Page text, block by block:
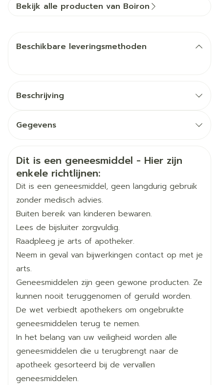
Bekijk alle producten van Boiron
Beschikbare leveringsmethoden
Beschrijving
Gegevens
Organisaties Boiron
Merken Boiron
Breedte 17 mm
Lengte 64 mm
Diepte 15 mm
Hoeveelheid
Verpakking
4
Behoud
Kamertemperatuur (15°C -
25°C)
Veiligheidsinformatie
Dit is een geneesmiddel - Hier zijn
enkele richtlijnen:
Dit is een geneesmiddel, geen langdurig gebruik
zonder medisch advies.
Buiten bereik van kinderen bewaren.
Lees de bijsluiter zorgvuldig.
Raadpleeg je arts of apotheker.
Neem in geval van bijwerkingen contact op met je
arts.
Geneesmiddelen zijn geen gewone producten. Ze
kunnen nooit teruggenomen of geruild worden.
De wet verbiedt apothekers om ongebruikte
geneesmiddelen terug te nemen.
In het belang van uw veiligheid worden alle
geneesmiddelen die u terugbrengt naar de
apotheek gesorteerd bij de vervallen
geneesmiddelen.